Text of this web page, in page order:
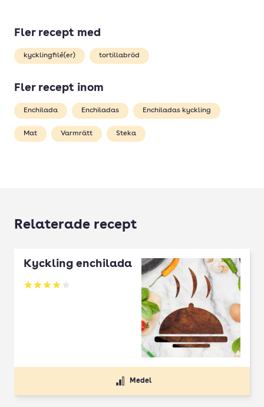
Fler recept med
kycklingfilé(er) tortillabröd
Fler recept inom
Enchilada Enchiladas Enchiladas kyckling
Mat Varmrätt Steka
Relaterade recept
Kyckling enchilada
Betyg: 3.89 av 5
Medel